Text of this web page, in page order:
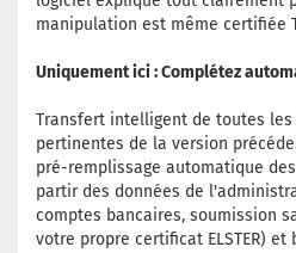
manipulation est même certifiée
Uniquement ici : Complétez
Transfert intelligent de toutes les
pertinentes de la version
pré-remplissage automatique
partir des données de
comptes bancaires, soumission
votre propre certificat ELSTER) et